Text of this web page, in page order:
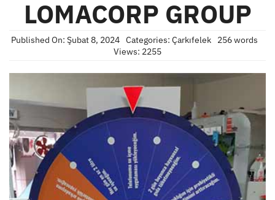
LOMACORP GROUP
Published On: Şubat 8, 2024 Categories: Çarkıfelek
256 words
Views: 2255